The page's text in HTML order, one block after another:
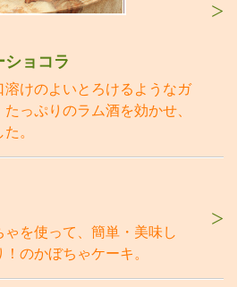
ョコラ
溶けのよいとろけるようなガ
たっぷりのラム酒を効かせ、
。
を使って、簡単・美味し
のかぼちゃケーキ。